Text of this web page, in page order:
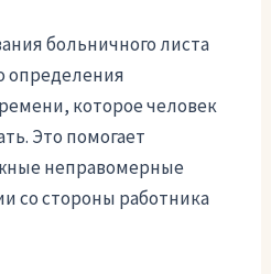
больничного листа
определения
которое человек
Это помогает
неправомерные
со стороны работника